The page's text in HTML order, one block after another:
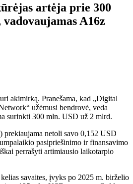
artėja prie 300
A16z
akimirką. Pranešama, kad „Digital
užėmusi bendrovė, veda
surinkti 300 mln. USD už 2 mlrd.
netoli savo 0,152 USD
pasipriešinimo ir finansavimo
perrašyti artimiausio laikotarpio
savaites, įvyks po 2025 m. birželio